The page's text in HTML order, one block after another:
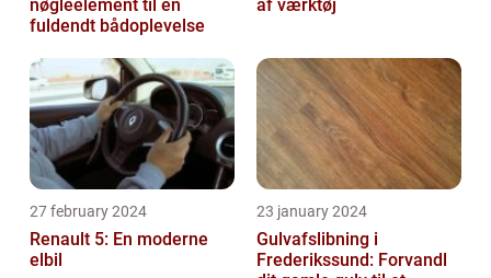
nøgleelement til en
fuldendt bådoplevelse
af værktøj
27 february 2024
Renault 5: En moderne
elbil
23 january 2024
Gulvafslibning i
Frederikssund: Forvandl